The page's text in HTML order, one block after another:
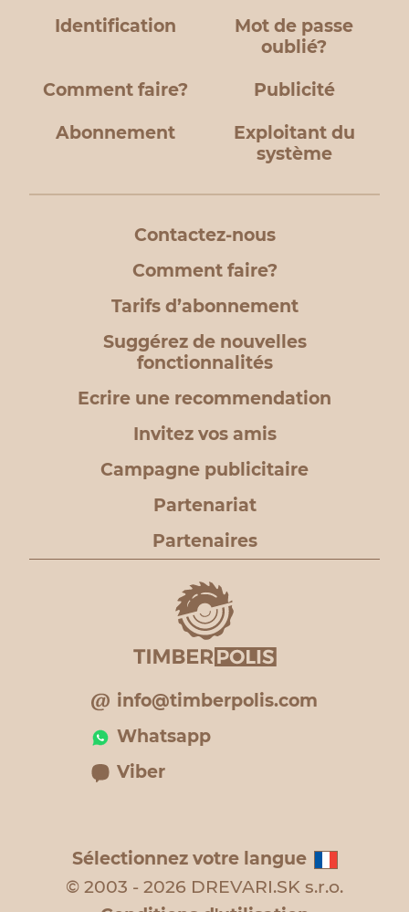
Identification
Mot de passe
oublié?
Comment faire? Publicité
Abonnement
Exploitant du
système
Contactez-nous
Comment faire?
Tarifs d’abonnement
Suggérez de nouvelles
fonctionnalités
Ecrire une recommendation
Invitez vos amis
Campagne publicitaire
Partenariat
Partenaires
info@timberpolis.com
Whatsapp
Viber
Sélectionnez votre langue
© 2003 - 2026 DREVARI.SK s.r.o.